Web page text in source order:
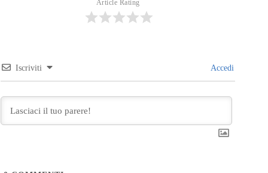
Article Rating
Iscriviti Accedi